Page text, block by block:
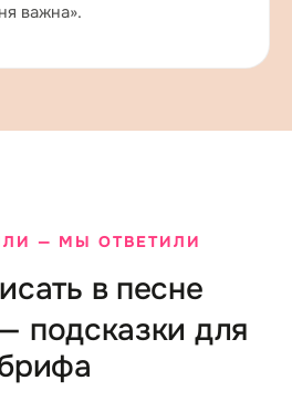
важна».
— МЫ ОТВЕТИЛИ
в песне
подсказки для